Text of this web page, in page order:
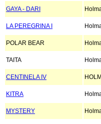
GAYA - DARI
LA PEREGRINA I
POLAR BEAR
TAITA
CENTINELA IV
KITRA
MYSTERY